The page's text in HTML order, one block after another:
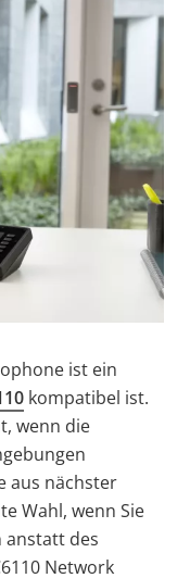
ist ein
kompatibel ist.
wenn die
aus nächster
Wahl, wenn Sie
anstatt des
Network